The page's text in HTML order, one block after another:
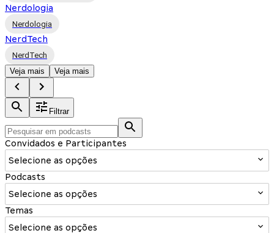
Nerdologia
Nerdologia
NerdTech
NerdTech
Veja mais
Veja mais
Filtrar
Convidados e Participantes
Selecione as opções
Podcasts
Selecione as opções
Temas
Selecione as opções